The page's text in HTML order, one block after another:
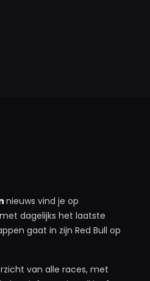
nieuws vind je op
dagelijks het laatste
gaat in zijn Red Bull op
van alle races, met